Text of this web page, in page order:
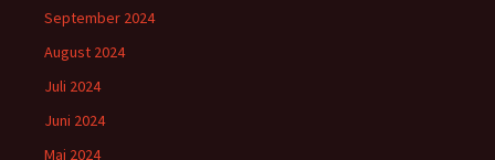
September 2024
August 2024
Juli 2024
Juni 2024
Mai 2024